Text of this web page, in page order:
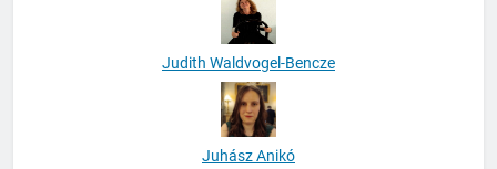
Judith Waldvogel-Bencze
Juhász Anikó